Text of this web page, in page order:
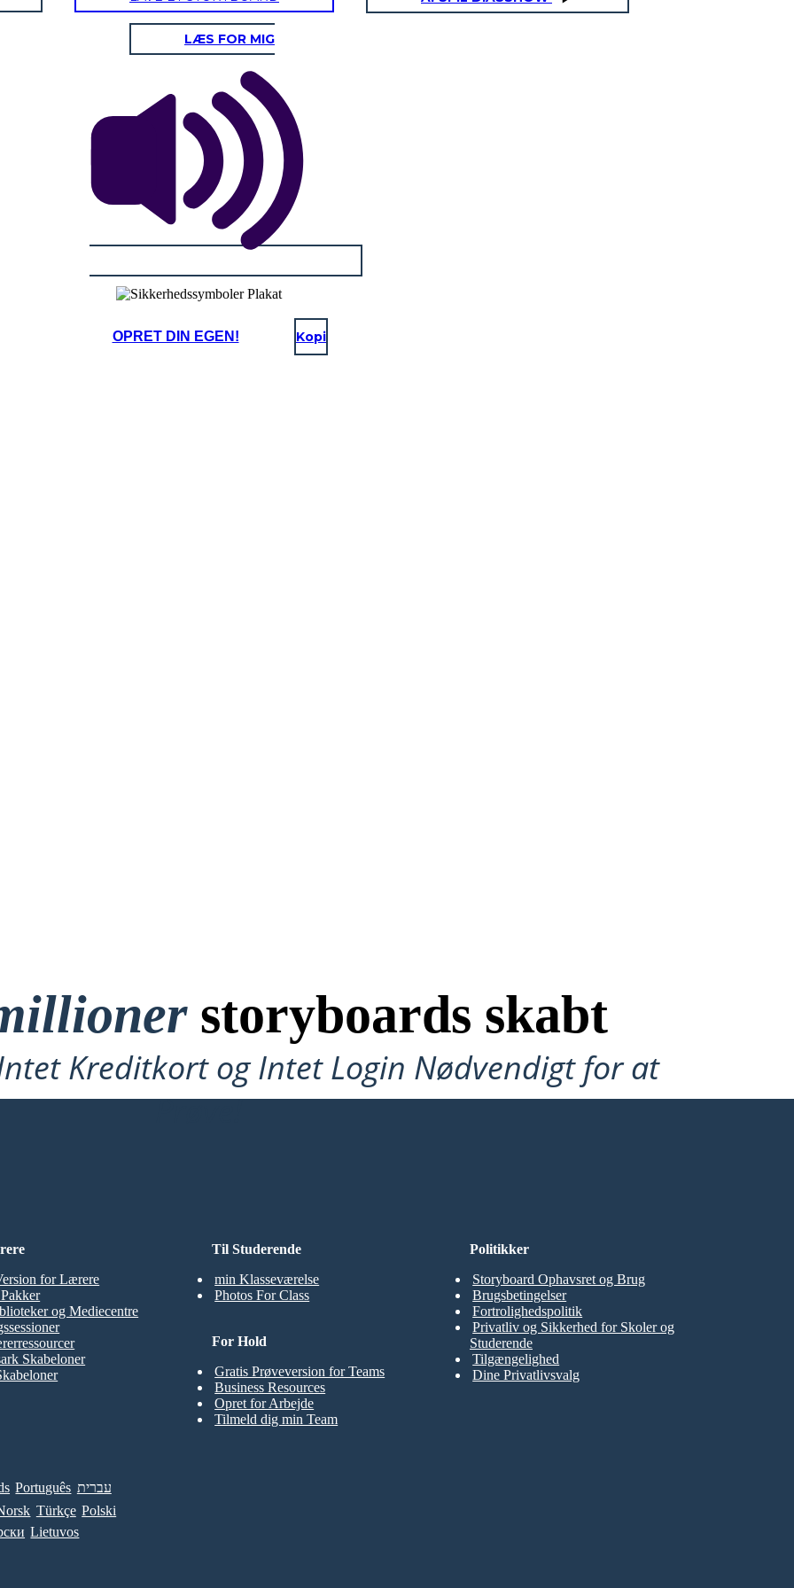
LÆS FOR MIG
OPRET DIN EGEN! Kopi
storyboards skabt
Kreditkort og Intet Login Nødvendigt for at
Prøve!
Til Studerende
min Klasseværelse
Photos For Class
for Lærere
og Mediecentre
Skabeloner
For Hold
Gratis Prøveversion for Teams
Business Resources
Opret for Arbejde
Tilmeld dig min Team
Politikker
Storyboard Ophavsret og Brug
Brugsbetingelser
Fortrolighedspolitik
Privatliv og Sikkerhed for Skoler og
Studerende
Tilgængelighed
Dine Privatlivsvalg
Português עברית
Türkçe Polski
Lietuvos